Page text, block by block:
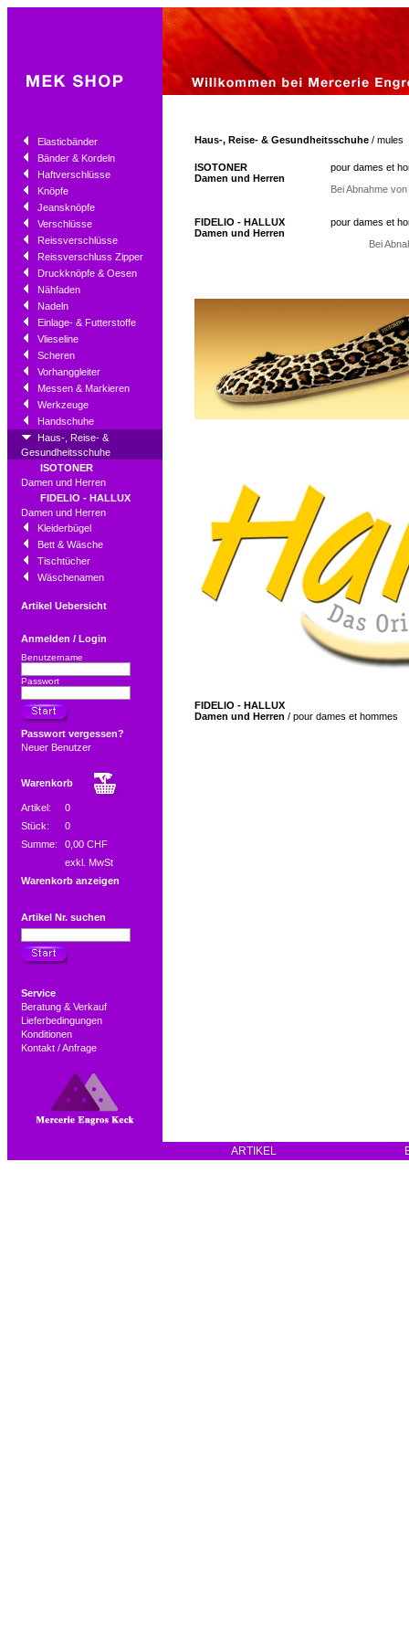
Elasticbänder
Bänder & Kordeln
Haftverschlüsse
Knöpfe
Jeansknöpfe
Verschlüsse
Reissverschlüsse
Reissverschluss Zipper
Druckknöpfe & Oesen
Nähfaden
Nadeln
Einlage- & Futterstoffe
Vlieseline
Scheren
Vorhanggleiter
Messen & Markieren
Werkzeuge
Handschuhe
Haus-, Reise- &
Gesundheitsschuhe
ISOTONER
Damen und Herren
FIDELIO - HALLUX
Damen und Herren
Kleiderbügel
Bett & Wäsche
Tischtücher
Wäschenamen
Artikel Uebersicht
Anmelden / Login
Benutzername
Passwort
Passwort vergessen?
Neuer Benutzer
Warenkorb
Artikel:
0
Stück:
0
Summe:
0,00 CHF
exkl. MwSt
Warenkorb anzeigen
Artikel Nr. suchen
Service
Beratung & Verkauf
Lieferbedingungen
Konditionen
Kontakt / Anfrage
Haus-, Reise- & Gesundheitsschuhe / mules
ISOTONER
Damen und Herren
pour dames et
Bei Abnahme
FIDELIO - HALLUX
Damen und Herren
pour dames et
Bei
FIDELIO - HALLUX
Damen und Herren / pour dames et hommes
ARTIKEL